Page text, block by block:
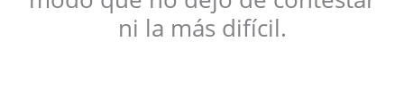
ni la más difícil.